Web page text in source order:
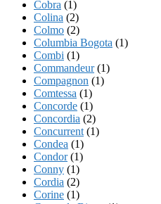
Cobra (1)
Colina (2)
Colmo (2)
Columbia Bogota (1)
Combi (1)
Commandeur(1)
Compagnon (1)
Comtessa (1)
Concorde (1)
Concordia (2)
Concurrent (1)
Condea (1)
Condor(1)
Conny (1)
Cordia (2)
Corine (1)